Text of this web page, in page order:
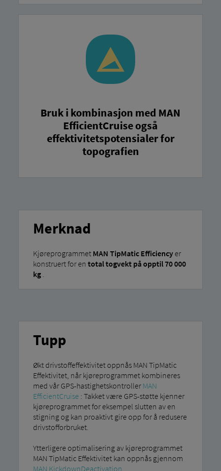
Bruk i kombinasjon med MAN
EfficientCruise også
effektivitetspotensialer for
topografien
Merknad
Kjøreprogrammet MAN TipMatic Efficiencyer
konstruert for en total togvekt på opptil 70 000
kg.
Tupp
Økt drivstoffeffektivitet oppnås MAN TipMatic
Effektivitet, når kjøreprogrammet kombineres
med vår GPS-hastighetskontroller MAN
EfficientCruise : Takket være GPS-støtte kjenner
kjøreprogrammet for eksempel slutten av en
stigning og kan proaktivt gire opp for å redusere
drivstofforbruket.
Ytterligere optimalisering av kjøreprogrammet
MAN TipMatic Effektivitet kan oppnås gjennom
MAN KickdownDeactivation